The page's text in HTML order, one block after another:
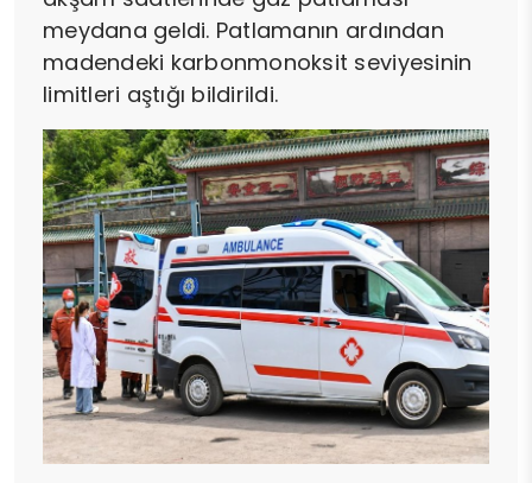
meydana geldi. Patlamanın ardından
madendeki karbonmonoksit seviyesinin
limitleri aştığı bildirildi.